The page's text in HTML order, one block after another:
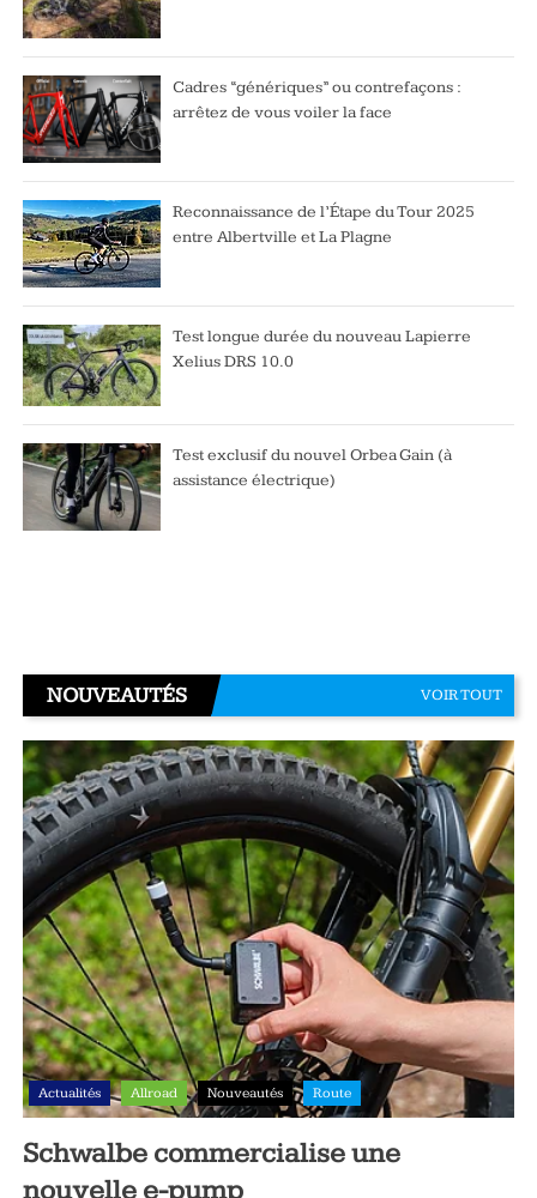
Cadres “génériques” ou contrefaçons :
arrêtez de vous voiler la face
Reconnaissance de l’Étape du Tour 2025
entre Albertville et La Plagne
Test longue durée du nouveau Lapierre
Xelius DRS 10.0
Test exclusif du nouvel Orbea Gain (à
assistance électrique)
NOUVEAUTÉS VOIR TOUT
Actualités Allroad Nouveautés Route
Schwalbe commercialise une
nouvelle e-pump